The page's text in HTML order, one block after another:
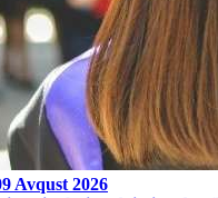
Avqust 2026